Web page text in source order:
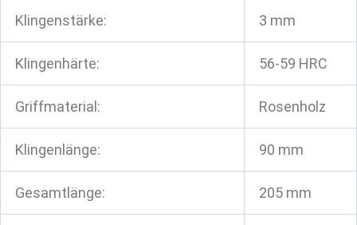
Klingenstärke: 3 mm
Klingenhärte: 56-59 HRC
Griffmaterial: Rosenholz
Klingenlänge: 90 mm
Gesamtlänge: 205 mm